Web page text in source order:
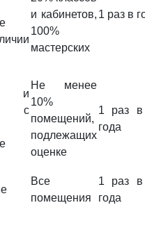
и кабинетов,
100%
мастерских
1 раз в
и
с
Не менее
10%
помещений,
подлежащих
оценке
1 раз
года
Все
помещения
1 раз
года